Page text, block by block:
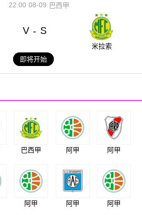
08-09
22:00 巴西甲
V - S
米拉索
即将开始
巴西甲 阿甲 阿甲
阿甲 阿甲 阿甲